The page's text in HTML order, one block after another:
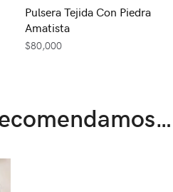
Pulsera Tejida Con Piedra
Amatista
$80,000